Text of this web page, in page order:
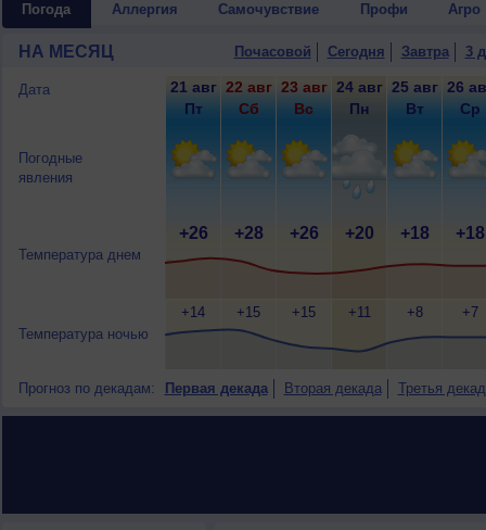
Погода Аллергия Самочувствие Профи Агро
НА МЕСЯЦ Почасовой Сегодня Завтра 3
Дата
Погодные
явления
Температура днем
Температура ночью
21 авг
Пт
+26
+14
22 авг
Сб
+28
+15
23 авг
Вс
+26
+15
24 авг
Пн
+20
+11
25 авг
Вт
+18
+8
26
Ср
+18
+7
Прогноз по декадам: Первая декада Вторая декада Третья